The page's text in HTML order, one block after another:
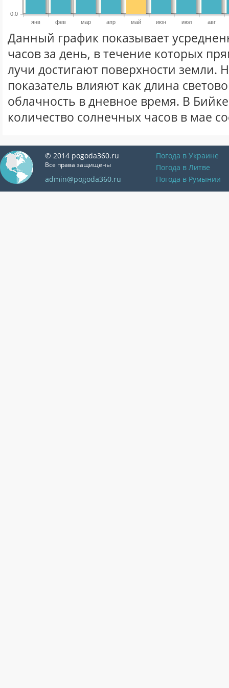
янв фев мар апр май июн июл авг
0.0
Данный график показывает
часов за день, в течение которых
лучи достигают поверхности земли.
показатель влияют как длина
облачность в дневное время. В
количество солнечных часов в мае
© 2014 pogoda360.ru
Все права защищены
admin@pogoda360.ru
Погода в Украине
Погода в Литве
Погода в Румынии